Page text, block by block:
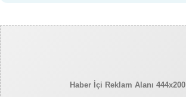
Haber İçi Reklam Alanı 444x200